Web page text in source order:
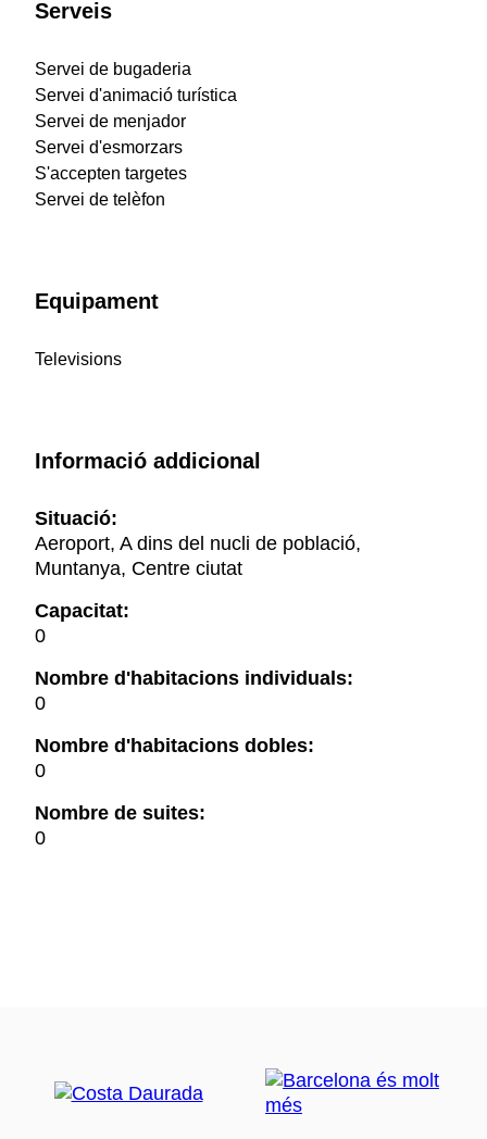
Serveis
Servei de bugaderia
Servei d'animació turística
Servei de menjador
Servei d'esmorzars
S'accepten targetes
Servei de telèfon
Equipament
Televisions
Informació addicional
Situació:
Aeroport, A dins del nucli de població,
Muntanya, Centre ciutat
Capacitat:
0
Nombre d'habitacions individuals:
0
Nombre d'habitacions dobles:
0
Nombre de suites:
0